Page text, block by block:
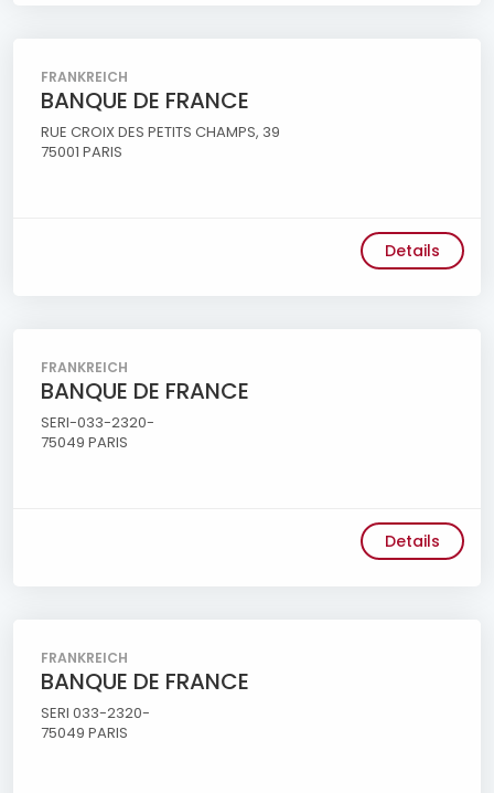
FRANKREICH
BANQUE DE FRANCE
RUE CROIX DES PETITS CHAMPS, 39
75001 PARIS
Details
FRANKREICH
BANQUE DE FRANCE
SERI-033-2320-
75049 PARIS
Details
FRANKREICH
BANQUE DE FRANCE
SERI 033-2320-
75049 PARIS